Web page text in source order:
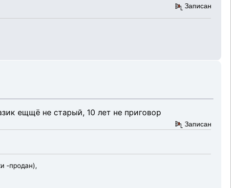
Записан
ещщё не старый, 10 лет не приговор
Записан
-продан),